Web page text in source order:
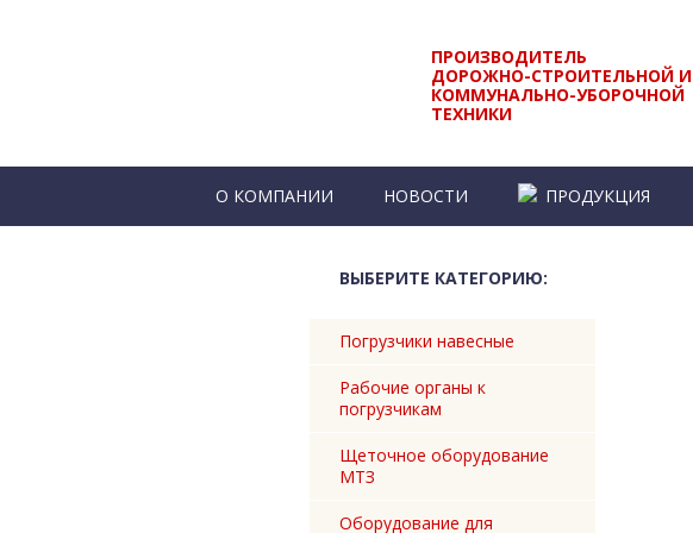
ПРОИЗВОДИТЕЛЬ
ДОРОЖНО-СТРОИТЕЛЬНОЙ И
КОММУНАЛЬНО-УБОРОЧНОЙ
ТЕХНИКИ
О КОМПАНИИ НОВОСТИ ПРОДУКЦИЯ
ВЫБЕРИТЕ КАТЕГОРИЮ:
Погрузчики навесные
Рабочие органы к
погрузчикам
Щеточное оборудование
МТЗ
Оборудование для